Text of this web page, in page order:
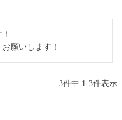
願いします！
3件中 1 -3件表示